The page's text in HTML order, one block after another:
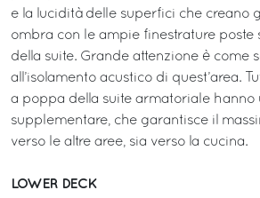
e la lucidità delle superfici che creano
ombra con le ampie finestrature poste
della suite. Grande attenzione è come
all’isolamento acustico di quest’area.
a poppa della suite armatoriale hanno
supplementare, che garantisce il
verso le altre aree, sia verso la cucina.
LOWER DECK